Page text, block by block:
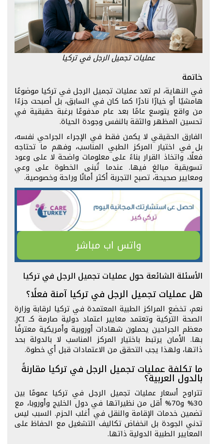
عمليات تجميل الرجل في تركيا
خاتمة
في النهاية، لم تعد عمليات تجميل الرجل في تركيا موضوعًا
هامشيًا أو خيارًا نادرًا كما كان في السابق، بل أصبحت جزءًا
من واقع يتوسع عامًا بعد عام مدفوعًا برغبة حقيقية في
تحسين المظهر والثقة بالنفس وجودة الحياة.
الفارق الحقيقي لا يكمن فقط في الإجراء الجراحي نفسه،
بل في اختيار المركز الطبي المناسب، وفهم ما تحتاجه
فعلًا، واتخاذ القرار بناءً على معلومات واضحة لا على وعود
تسويقية مبالغ فيها. عندما تُبنى الخطوة على وعي
ومعايير صحيحة، تصبح التجربة أكثر أمانًا وراحة وخصوصية.
واتس اب مباشر
الأسئلة الشائعة حول عمليات تجميل الرجل في تركيا
هل عمليات تجميل الرجل في تركيا آمنة فعلًا؟
نعم، تخضع المراكز الطبية المعتمدة في تركيا لرقابة وزارة
الصحة التركية وتعتمد معايير اعتماد دولية صارمة كـ JCI.
معظم الجراحين يحملون شهادات أوروبية وأمريكية معترفًا
بها. الأمان يرتبط باختيار المركز المناسب لا بالدولة بحد
ذاتها، ولهذا يجب التحقق من الاعتمادات قبل أي خطوة.
ما تكلفة عمليات تجميل الرجل في تركيا مقارنةً
بالدول العربية؟
تتراوح أسعار عمليات تجميل الرجل في تركيا عمومًا بين
30% و70% أقل من نظيراتها في دول الخليج وأوروبا، مع
تضمين خدمات الإقامة والنقل في أغلب الحزم. السبب ليس
تدني الجودة بل انخفاض تكاليف التشغيل مع الحفاظ على
المعايير الطبية الدولية ذاتها.